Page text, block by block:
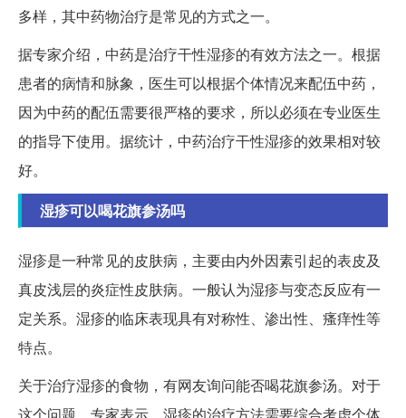
多样，其中药物治疗是常见的方式之一。
据专家介绍，中药是治疗干性湿疹的有效方法之一。根据
患者的病情和脉象，医生可以根据个体情况来配伍中药，
因为中药的配伍需要很严格的要求，所以必须在专业医生
的指导下使用。据统计，中药治疗干性湿疹的效果相对较
好。
湿疹可以喝花旗参汤吗
湿疹是一种常见的皮肤病，主要由内外因素引起的表皮及
真皮浅层的炎症性皮肤病。一般认为湿疹与变态反应有一
定关系。湿疹的临床表现具有对称性、渗出性、瘙痒性等
特点。
关于治疗湿疹的食物，有网友询问能否喝花旗参汤。对于